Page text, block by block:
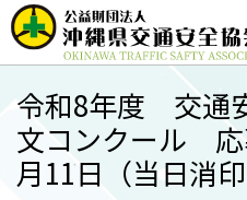
令和8年度 交通
文コンクール 応
月11日（当日消印